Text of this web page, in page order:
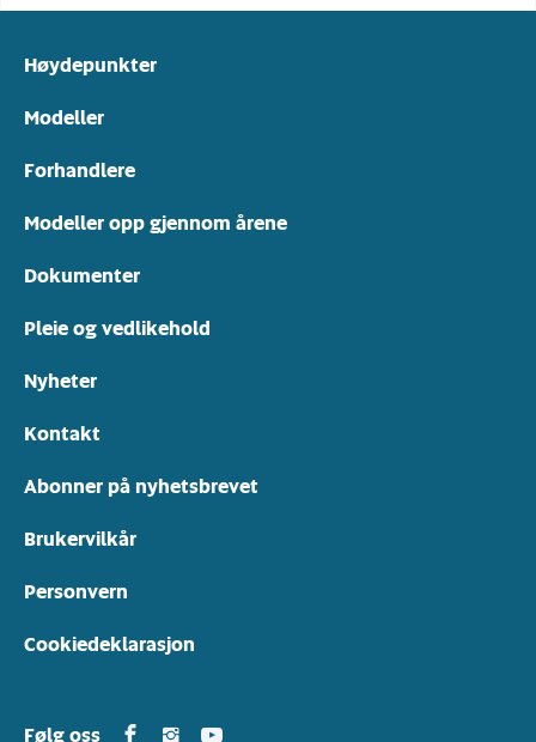
Høydepunkter
Modeller
Forhandlere
Modeller opp gjennom årene
Dokumenter
Pleie og vedlikehold
Nyheter
Kontakt
Abonner på nyhetsbrevet
Brukervilkår
Personvern
Cookiedeklarasjon
Følg oss Yamarin in Facebook
Yamarin in Instagram
Yamarin in Youtube